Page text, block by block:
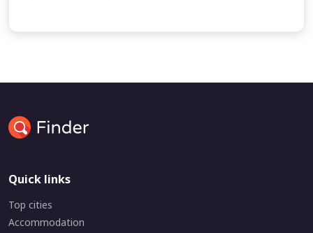
Quick links
Top cities
Accommodation